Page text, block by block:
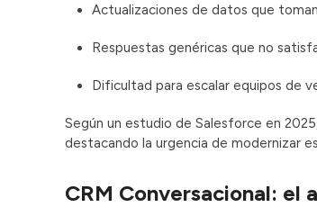
Actualizaciones de datos que toman
Respuestas genéricas que no
Dificultad para escalar equipos de
Según un estudio de Salesforce en
destacando la urgencia de modernizar
CRM Conversacional: